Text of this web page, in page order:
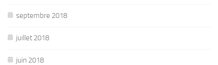
septembre 2018
juillet 2018
juin 2018